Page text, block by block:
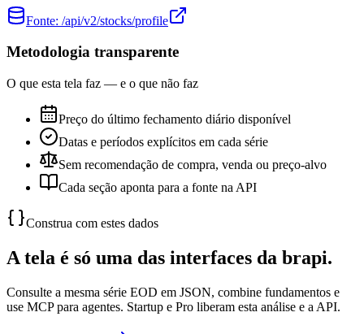
Fonte: /api/v2/stocks/profile
Metodologia transparente
O que esta tela faz — e o que não faz
Preço do último fechamento diário disponível
Datas e períodos explícitos em cada série
Sem recomendação de compra, venda ou preço-alvo
Cada seção aponta para a fonte na API
Construa com estes dados
A tela é só uma das interfaces da brapi.
Consulte a mesma série EOD em JSON, combine fundamentos e
use MCP para agentes. Startup e Pro liberam esta análise e a API.